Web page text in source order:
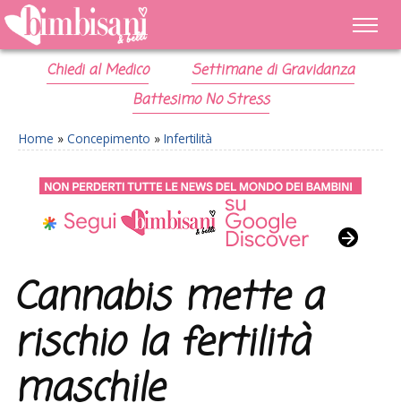
Chiedi al Medico
Settimane di Gravidanza
Battesimo No Stress
Home » Concepimento » Infertilità
Cannabis mette a
rischio la fertilità
maschile